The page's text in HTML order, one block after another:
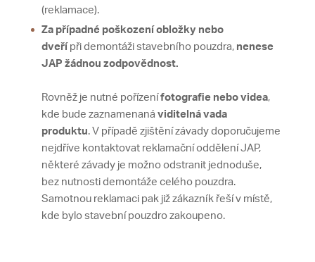
(reklamace).
Za případné poškození obložky nebo
dveří při demontáži stavebního pouzdra, nenese
JAP žádnou zodpovědnost.
Rovněž je nutné pořízení fotografie nebo videa,
kde bude zaznamenaná viditelná vada
produktu. V případě zjištění závady doporučujeme
nejdříve kontaktovat reklamační oddělení JAP,
některé závady je možno odstranit jednoduše,
bez nutnosti demontáže celého pouzdra.
Samotnou reklamaci pak již zákazník řeší v místě,
kde bylo stavební pouzdro zakoupeno.